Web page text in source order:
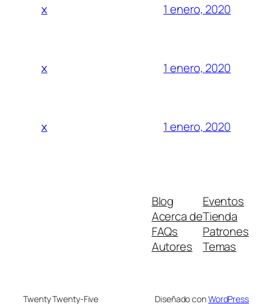
x 1 enero, 2020
x 1 enero, 2020
x 1 enero, 2020
Blog
Acerca de
FAQs
Autores
Eventos
Tienda
Patrones
Temas
Twenty Twenty-Five Diseñado conWordPress